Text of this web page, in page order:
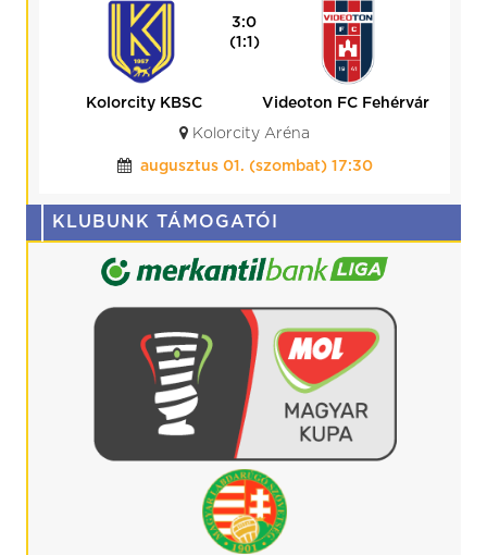
0:0
(0:0)
BVSC-Zugló
Kolorcity KBSC
Budapest, BVSC Stadion
július 25. (szombat) 19:00
KLUBUNK TÁMOGATÓI